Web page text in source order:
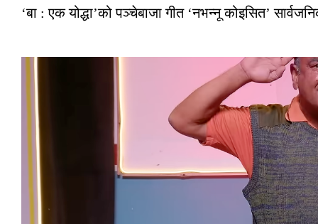
‘बा : एक योद्धा’को पञ्चेबाजा गीत ‘नभन्नू कोइसित’